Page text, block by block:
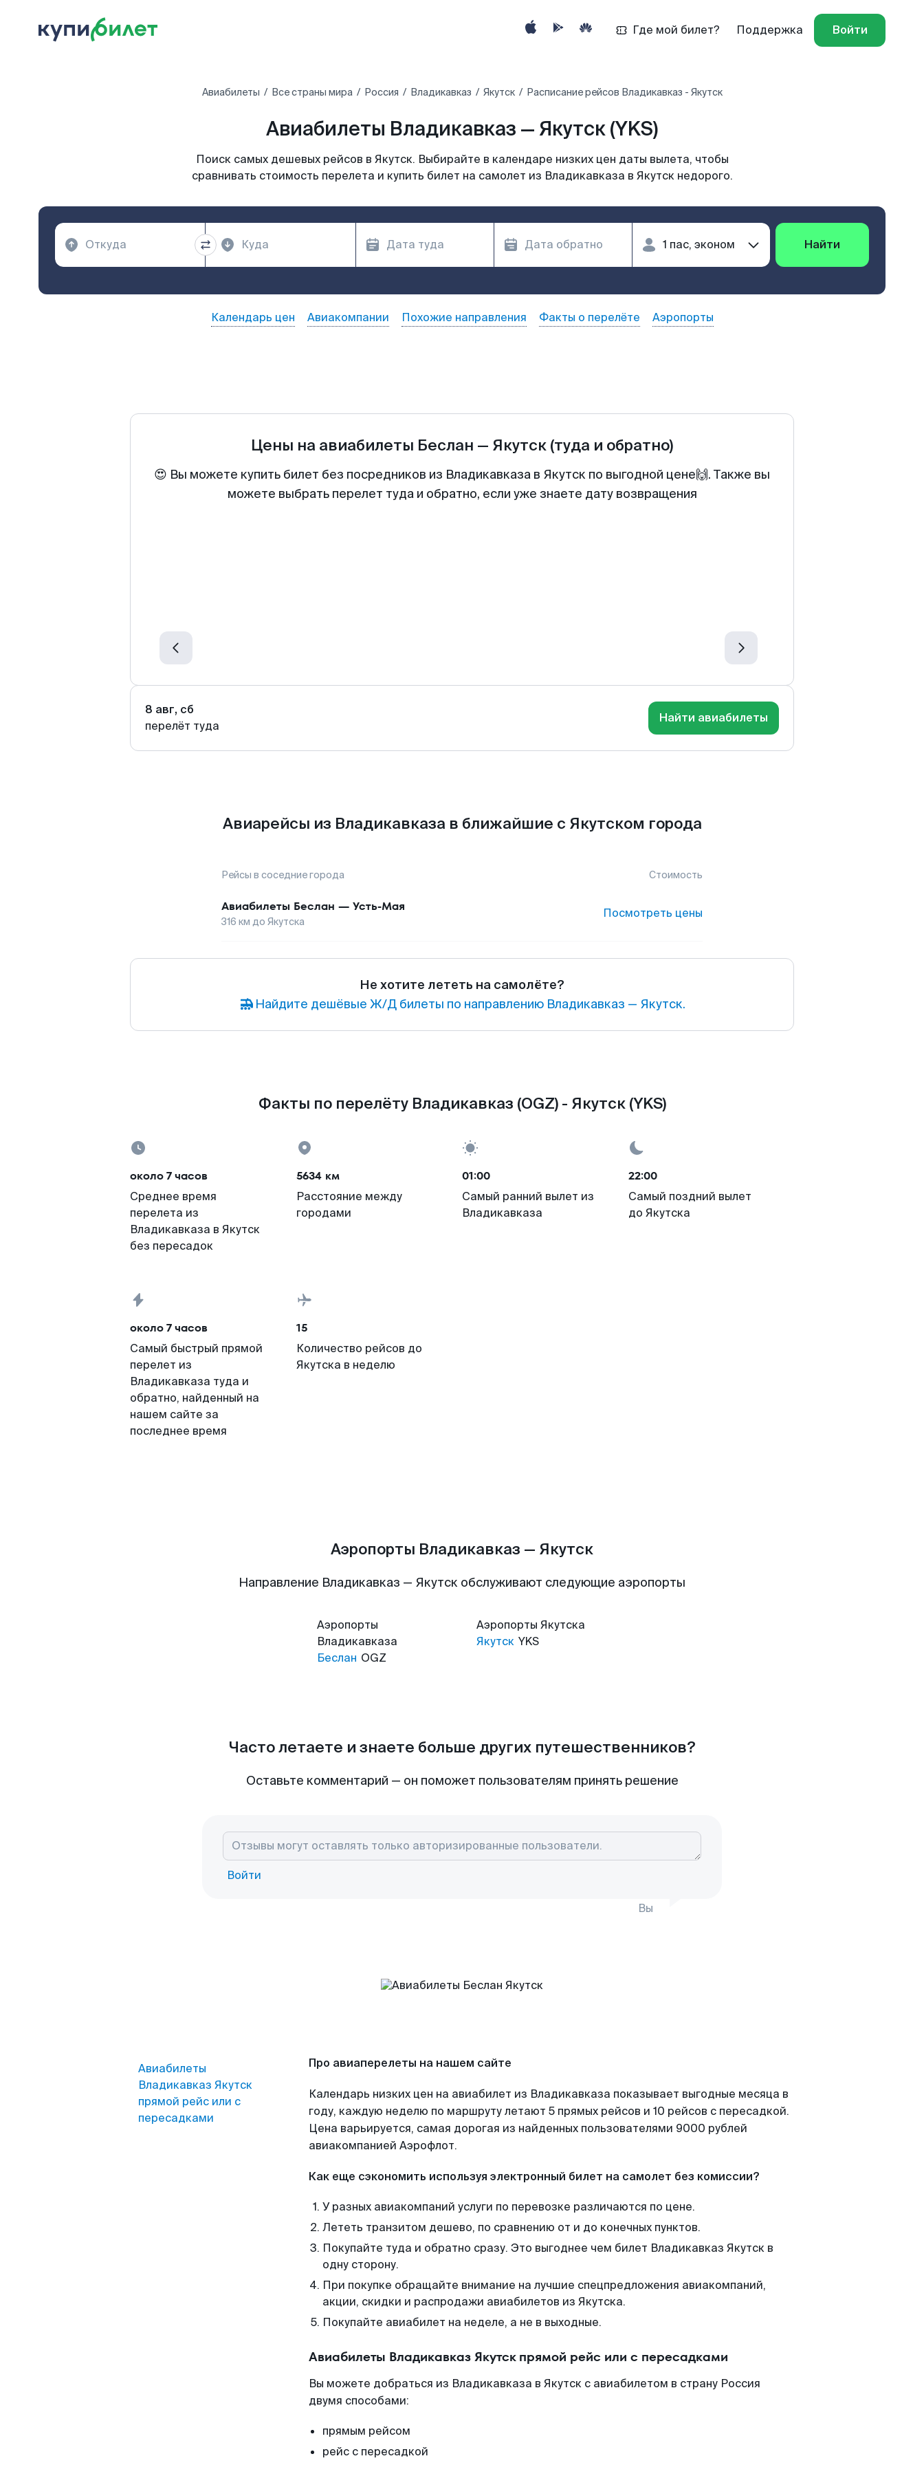
Где мой билет? Поддержка Войти
Авиабилеты Все страны мира Россия Владикавказ Якутск Расписание рейсов Владикавказ - Якутск
Авиабилеты Владикавказ — Якутск (YKS)
Поиск самых дешевых рейсов в Якутск. Выбирайте в календаре низких цен даты вылета, чтобы
сравнивать стоимость перелета и купить билет на самолет из Владикавказа в Якутск недорого.
Найти
Календарь цен Авиакомпании Похожие направления Факты о перелёте Аэропорты
Цены на авиабилеты Беслан — Якутск (туда и обратно)
😍 Вы можете купить билет без посредников из Владикавказа в Якутск по выгодной цене🙌. Также вы
можете выбрать перелет туда и обратно, если уже знаете дату возвращения
8 авг, сб
перелёт туда
Найти авиабилеты
Авиарейсы из Владикавказа в ближайшие с Якутском города
Рейсы в соседние города Стоимость
Авиабилеты Беслан — Усть-Мая
316 км до Якутска
Посмотреть цены
Не хотите лететь на самолёте?
Найдите дешёвые Ж/Д билеты по направлению Владикавказ — Якутск.
Факты по перелёту Владикавказ (OGZ) - Якутск (YKS)
около 7 часов
Среднее время
перелета из
Владикавказа в Якутск
без пересадок
5634 км
Расстояние между
городами
01:00
Самый ранний вылет из
Владикавказа
22:00
Самый поздний вылет
до Якутска
около 7 часов
Самый быстрый прямой
перелет из
Владикавказа туда и
обратно, найденный на
нашем сайте за
последнее время
15
Количество рейсов до
Якутска в неделю
Аэропорты Владикавказ — Якутск
Направление Владикавказ — Якутск обслуживают следующие аэропорты
Аэропорты
Владикавказа
Беслан OGZ
Аэропорты Якутска
Якутск YKS
Часто летаете и знаете больше других путешественников?
Оставьте комментарий — он поможет пользователям принять решение
Войти
Вы
Авиабилеты
Владикавказ Якутск
прямой рейс или с
пересадками
Про авиаперелеты на нашем сайте
Календарь низких цен на авиабилет из Владикавказа показывает выгодные месяца в
году, каждую неделю по маршруту летают 5 прямых рейсов и 10 рейсов с пересадкой.
Цена варьируется, самая дорогая из найденных пользователями 9000 рублей
авиакомпанией Аэрофлот.
Как еще сэкономить используя электронный билет на самолет без комиссии?
У разных авиакомпаний услуги по перевозке различаются по цене.
Лететь транзитом дешево, по сравнению от и до конечных пунктов.
Покупайте туда и обратно сразу. Это выгоднее чем билет Владикавказ Якутск в
одну сторону.
При покупке обращайте внимание на лучшие спецпредложения авиакомпаний,
акции, скидки и распродажи авиабилетов из Якутска.
Покупайте авиабилет на неделе, а не в выходные.
Авиабилеты Владикавказ Якутск прямой рейс или с пересадками
Вы можете добраться из Владикавказа в Якутск с авиабилетом в страну Россия
двумя способами:
прямым рейсом
рейс с пересадкой